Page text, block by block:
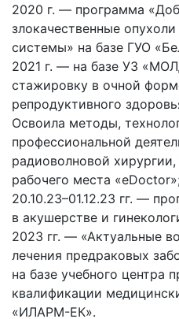
2020 г. — программа
злокачественные
системы» на базе ГУО
2021 г. — на базе УЗ
стажировку в очной
репродуктивного
Освоила методы,
профессиональной
радиоволновой
рабочего места
20.10.23–01.12.23 гг. —
в акушерстве и
2023 гг. — «Актуальные
лечения предраковых
на базе учебного центра
квалификации
«ИЛАРМ-ЕК».